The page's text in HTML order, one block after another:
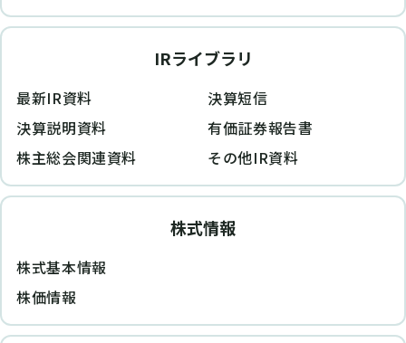
IRライブラリ
最新IR資料
決算短信
決算説明資料
有価証券報告書
株主総会関連資料
その他IR資料
株式情報
株式基本情報
株価情報